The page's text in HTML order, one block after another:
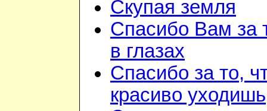
Скупая земля
Спасибо Вам за
в глазах
Спасибо за то,
красиво уходишь